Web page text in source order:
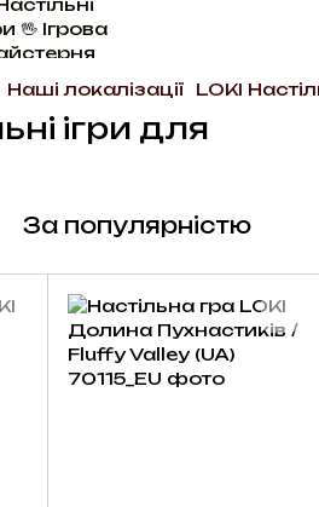
Наші локалізації LOKI
ігри для
За популярністю